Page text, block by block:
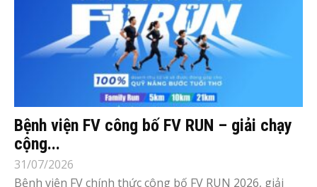
Bệnh viện FV công bố FV RUN – giải chạy
cộng...
31/07/2026
Bệnh viện FV chính thức công bố FV RUN 2026, giải